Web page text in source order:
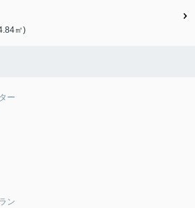
㎡)
ー
ン